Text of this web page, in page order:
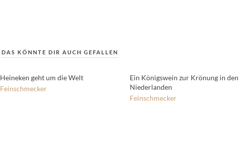
DAS KÖNNTE DIR AUCH GEFALLEN
Heineken geht um die Welt
Feinschmecker
Ein Königswein zur Krönung in den
Niederlanden
Feinschmecker